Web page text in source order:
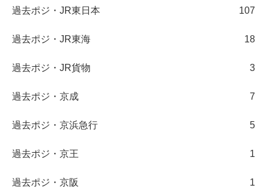
過去ポジ・JR東日本 107
過去ポジ・JR東海 18
過去ポジ・JR貨物 3
過去ポジ・京成 7
過去ポジ・京浜急行 5
過去ポジ・京王 1
過去ポジ・京阪 1